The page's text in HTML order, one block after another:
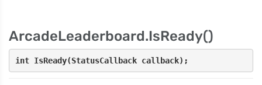
ArcadeLeaderboard.IsReady()
int IsReady(StatusCallback callback);